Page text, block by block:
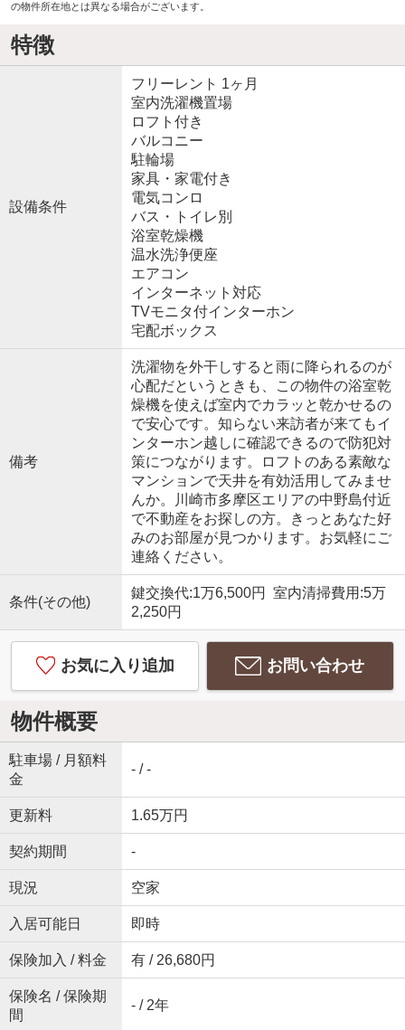
の物件所在地とは異なる場合がございます。
特徴
設備条件
フリーレント 1ヶ月
室内洗濯機置場
ロフト付き
バルコニー
駐輪場
家具・家電付き
電気コンロ
バス・トイレ別
浴室乾燥機
温水洗浄便座
エアコン
インターネット対応
TVモニタ付インターホン
宅配ボックス
備考
洗濯物を外干しすると雨に降られるのが
心配だというときも、この物件の浴室乾
燥機を使えば室内でカラッと乾かせるの
で安心です。知らない来訪者が来てもイ
ンターホン越しに確認できるので防犯対
策につながります。ロフトのある素敵な
マンションで天井を有効活用してみませ
んか。川崎市多摩区エリアの中野島付近
で不動産をお探しの方。きっとあなた好
みのお部屋が見つかります。お気軽にご
連絡ください。
条件(その他)
鍵交換代:1万6,500円 室内清掃費用:5万
2,250円
お気に入り追加 お問い合わせ
物件概要
駐車場 / 月額料
金
- / -
更新料 1.65万円
契約期間 -
現況 空家
入居可能日 即時
保険加入 / 料金 有 / 26,680円
保険名 / 保険期
間
- / 2年